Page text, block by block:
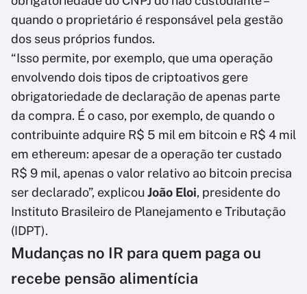
quando o proprietário é responsável pela gestão
dos seus próprios fundos.
“Isso permite, por exemplo, que uma operação
envolvendo dois tipos de criptoativos gere
obrigatoriedade de declaração de apenas parte
da compra. É o caso, por exemplo, de quando o
contribuinte adquire R$ 5 mil em bitcoin e R$ 4 mil
em ethereum: apesar de a operação ter custado
R$ 9 mil, apenas o valor relativo ao bitcoin precisa
ser declarado”, explicou João Eloi, presidente do
Instituto Brasileiro de Planejamento e Tributação
(IDPT).
Mudanças no IR para quem paga ou
recebe pensão alimentícia